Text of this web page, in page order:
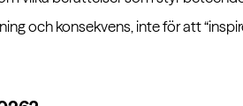
och konsekvens, inte för att